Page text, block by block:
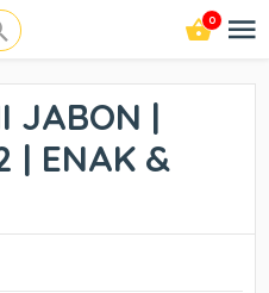
0
JABON |
| ENAK &